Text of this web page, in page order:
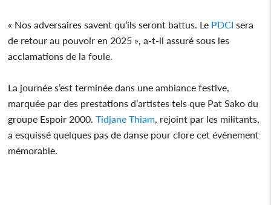
« Nos adversaires savent qu’ils seront battus. Le PDCI sera
de retour au pouvoir en 2025 », a-t-il assuré sous les
acclamations de la foule.
La journée s’est terminée dans une ambiance festive,
marquée par des prestations d’artistes tels que Pat Sako du
groupe Espoir 2000.Tidjane Thiam, rejoint par les militants,
a esquissé quelques pas de danse pour clore cet événement
mémorable.